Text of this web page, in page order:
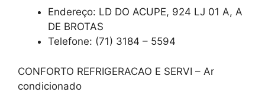
Endereço: LD DO ACUPE, 924 LJ 01 A, A
DE BROTAS
Telefone: (71) 3184 – 5594
CONFORTO REFRIGERACAO E SERVI – Ar
condicionado